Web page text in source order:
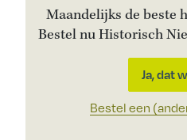
Maandelijks de beste
Bestel nu Historisch
Ja, dat
Bestel een